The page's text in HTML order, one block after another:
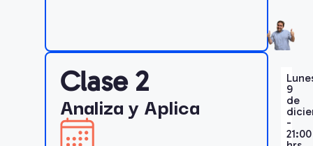
Clase 2
Analiza y Aplica
9
de
-
21:00